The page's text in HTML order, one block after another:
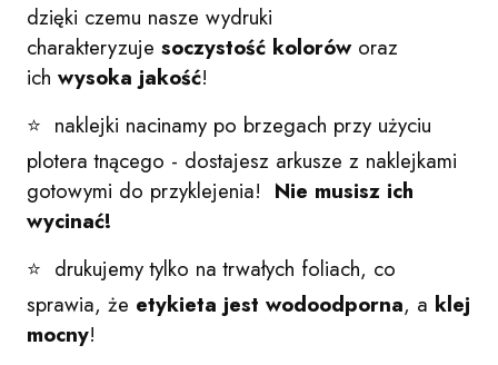
dzięki czemu nasze wydruki
charakteryzuje soczystość koloróworaz
ich wysoka jakość!
⭐ naklejki nacinamy po brzegach przy użyciu
plotera tnącego - dostajesz arkusze z naklejkami
gotowymi do przyklejenia! Nie musisz ich
wycinać!
⭐ drukujemy tylko na trwałych foliach, co
sprawia, że etykieta jest wodoodporna, a klej
mocny!